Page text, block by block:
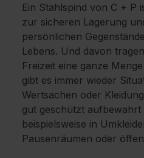
Ein Stahlspind von C + P
zur sicheren Lagerung
persönlichen
Lebens. Und davon
Freizeit eine ganze
gibt es immer wieder
Wertsachen oder
gut geschützt aufbewahrt
beispielsweise in
Pausenräumen oder